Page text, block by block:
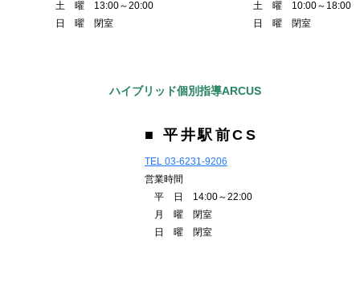
土 曜 13:00～20:00
日 曜 閉室
土 曜 10:00～18:00
日 曜 閉室
ハイブリッド個別指導ARCUS
■ 平井駅前CS
TEL 03-6231-9206
営業時間
平 日 14:00～22:00
月 曜 閉室
日 曜 閉室